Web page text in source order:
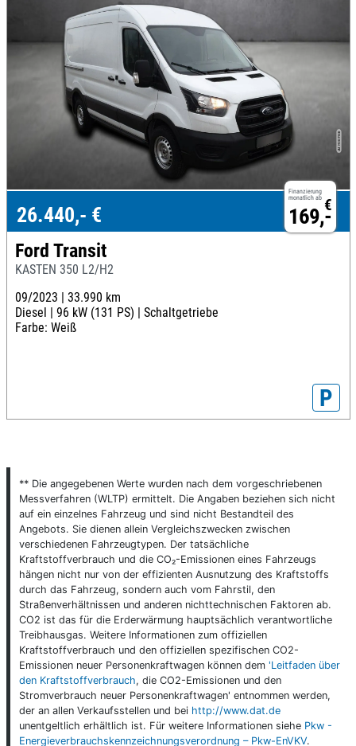
Finanzierung
monatlich ab €
169,-
26.440,- €
Ford Transit
KASTEN 350 L2/H2
09/2023 | 33.990 km
Diesel | 96 kW (131 PS) | Schaltgetriebe
Farbe: Weiß
P
** Die angegebenen Werte wurden nach dem vorgeschriebenen
Messverfahren (WLTP) ermittelt. Die Angaben beziehen sich nicht
auf ein einzelnes Fahrzeug und sind nicht Bestandteil des
Angebots. Sie dienen allein Vergleichszwecken zwischen
verschiedenen Fahrzeugtypen. Der tatsächliche
Kraftstoffverbrauch und die CO₂-Emissionen eines Fahrzeugs
hängen nicht nur von der effizienten Ausnutzung des Kraftstoffs
durch das Fahrzeug, sondern auch vom Fahrstil, den
Straßenverhältnissen und anderen nichttechnischen Faktoren ab.
CO2 ist das für die Erderwärmung hauptsächlich verantwortliche
Treibhausgas. Weitere Informationen zum offiziellen
Kraftstoffverbrauch und den offiziellen spezifischen CO2-
Emissionen neuer Personenkraftwagen können dem 'Leitfaden über
den Kraftstoffverbrauch, die CO2-Emissionen und den
Stromverbrauch neuer Personenkraftwagen' entnommen werden,
der an allen Verkaufsstellen und bei http://www.dat.de
unentgeltlich erhältlich ist. Für weitere Informationen siehe Pkw -
Energieverbrauchskennzeichnungsverordnung – Pkw-EnVKV.